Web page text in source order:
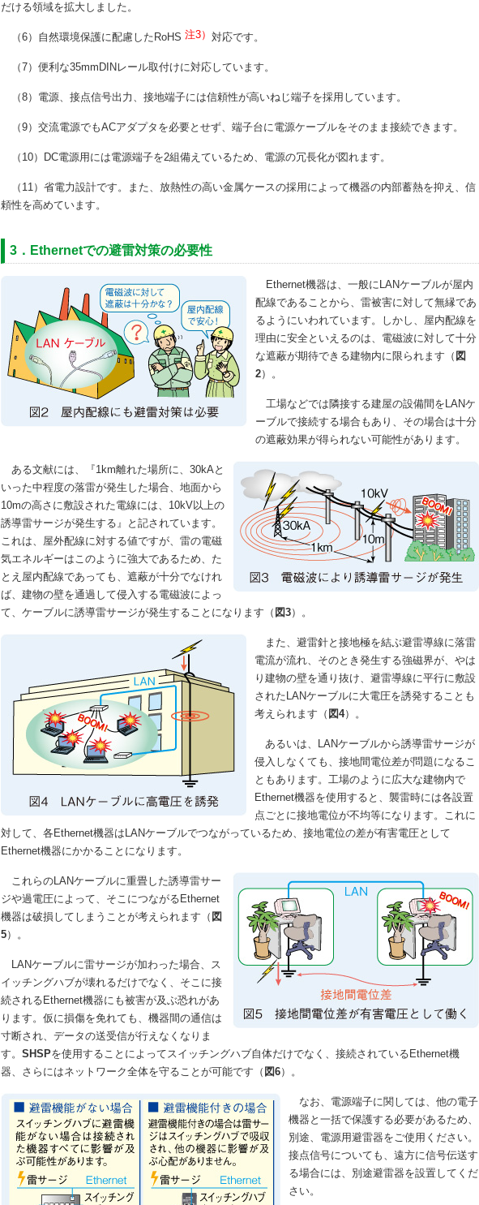
だける領域を拡大しました。
（6）自然環境保護に配慮したRoHS 注3） 対応です。
（7）便利な35mmDINレール取付けに対応しています。
（8）電源、接点信号出力、接地端子には信頼性が高いねじ端子を採用しています。
（9）交流電源でもACアダプタを必要とせず、端子台に電源ケーブルをそのまま接続できます。
（10）DC電源用には電源端子を2組備えているため、電源の冗長化が図れます。
（11）省電力設計です。また、放熱性の高い金属ケースの採用によって機器の内部蓄熱を抑え、信
頼性を高めています。
3．Ethernetでの避雷対策の必要性
Ethernet機器は、一般にLANケーブルが屋内
配線であることから、雷被害に対して無縁であ
るようにいわれています。しかし、屋内配線を
理由に安全といえるのは、電磁波に対して十分
な遮蔽が期待できる建物内に限られます（ 図
2）。
工場などでは隣接する建屋の設備間をLANケ
ーブルで接続する場合もあり、その場合は十分
の遮蔽効果が得られない可能性があります。
ある文献には、『1km離れた場所に、30kAと
いった中程度の落雷が発生した場合、地面から
10mの高さに敷設された電線には、10kV以上の
誘導雷サージが発生する』と記されています。
これは、屋外配線に対する値ですが、雷の電磁
気エネルギーはこのように強大であるため、た
とえ屋内配線であっても、遮蔽が十分でなけれ
ば、建物の壁を通過して侵入する電磁波によっ
て、ケーブルに誘導雷サージが発生することになります（ 図3）。
また、避雷針と接地極を結ぶ避雷導線に落雷
電流が流れ、そのとき発生する強磁界が、やは
り建物の壁を通り抜け、避雷導線に平行に敷設
されたLANケーブルに大電圧を誘発することも
考えられます（ 図4）。
あるいは、LANケーブルから誘導雷サージが
侵入しなくても、接地間電位差が問題になるこ
ともあります。工場のように広大な建物内で
Ethernet機器を使用すると、襲雷時には各設置
点ごとに接地電位が不均等になります。これに
対して、各Ethernet機器はLANケーブルでつながっているため、接地電位の差が有害電圧として
Ethernet機器にかかることになります。
これらのLANケーブルに重畳した誘導雷サー
ジや過電圧によって、そこにつながるEthernet
機器は破損してしまうことが考えられます（ 図
5）。
LANケーブルに雷サージが加わった場合、ス
イッチングハブが壊れるだけでなく、そこに接
続されるEthernet機器にも被害が及ぶ恐れがあ
ります。仮に損傷を免れても、機器間の通信は
寸断され、データの送受信が行えなくなりま
す。 SHSPを使用することによってスイッチングハブ自体だけでなく、接続されているEthernet機
器、さらにはネットワーク全体を守ることが可能です（ 図6）。
なお、電源端子に関しては、他の電子
機器と一括で保護する必要があるため、
別途、電源用避雷器をご使用ください。
接点信号についても、遠方に信号伝送す
る場合には、別途避雷器を設置してくだ
さい。